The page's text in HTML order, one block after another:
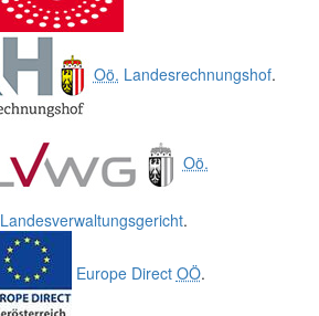
Oö. Landesrechnungshof.
Oö.
Landesverwaltungsgericht.
Europe Direct OÖ.